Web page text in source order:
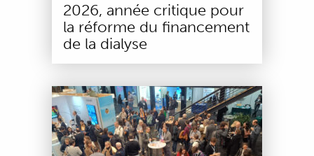
2026, année critique pour
la réforme du financement
de la dialyse